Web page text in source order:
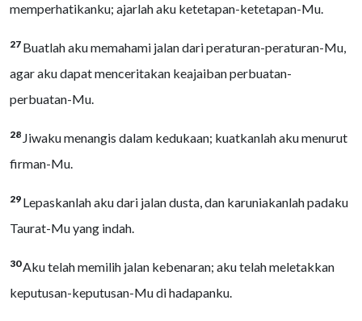
memperhatikanku; ajarlah aku ketetapan-ketetapan-Mu.
27 Buatlah aku memahami jalan dari peraturan-peraturan-Mu,
agar aku dapat menceritakan keajaiban perbuatan-
perbuatan-Mu.
28 Jiwaku menangis dalam kedukaan; kuatkanlah aku menurut
firman-Mu.
29 Lepaskanlah aku dari jalan dusta, dan karuniakanlah padaku
Taurat-Mu yang indah.
30Aku telah memilih jalan kebenaran; aku telah meletakkan
keputusan-keputusan-Mu di hadapanku.